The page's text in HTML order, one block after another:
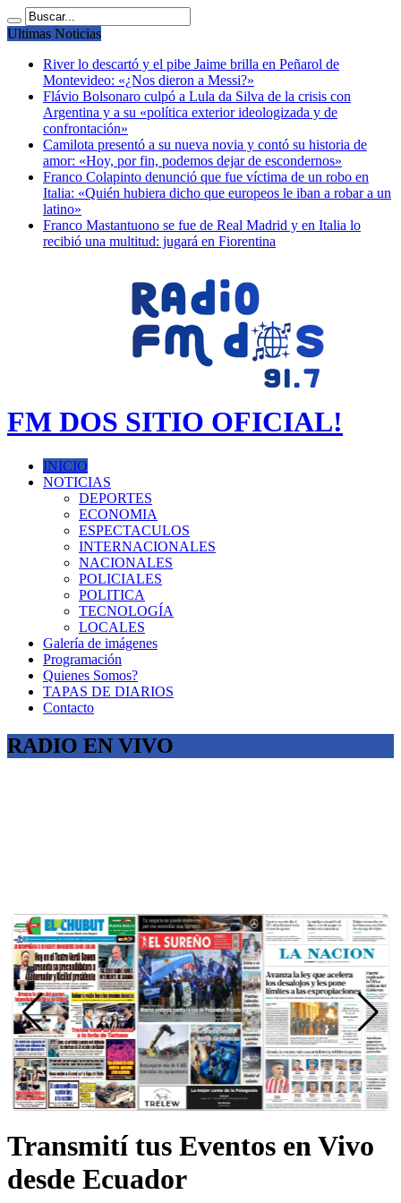
Ultimas Noticias
River lo descartó y el pibe Jaime brilla en Peñarol de
Montevideo: «¿Nos dieron a Messi?»
Flávio Bolsonaro culpó a Lula da Silva de la crisis con
Argentina y a su «política exterior ideologizada y de
confrontación»
Camilota presentó a su nueva novia y contó su historia de
amor: «Hoy, por fin, podemos dejar de escondernos»
Franco Colapinto denunció que fue víctima de un robo en
Italia: «Quién hubiera dicho que europeos le iban a robar a un
latino»
Franco Mastantuono se fue de Real Madrid y en Italia lo
recibió una multitud: jugará en Fiorentina
FM DOS SITIO OFICIAL!
INICIO
NOTICIAS
DEPORTES
ECONOMIA
ESPECTACULOS
INTERNACIONALES
NACIONALES
POLICIALES
POLITICA
TECNOLOGÍA
LOCALES
Galería de imágenes
Programación
Quienes Somos?
TAPAS DE DIARIOS
Contacto
RADIO EN VIVO
Transmití tus Eventos en Vivo
desde Ecuador